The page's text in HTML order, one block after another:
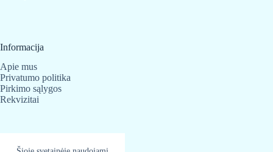
Informacija
Apie mus
Privatumo politika
Pirkimo sąlygos
Rekvizitai
Kontaktai